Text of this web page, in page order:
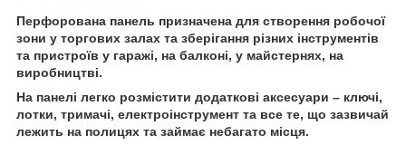
Перфорована панель призначена для створення робочої
зони у торгових залах та зберігання різних інструментів
та пристроїв у гаражі, на балконі, у майстернях, на
виробництві.
На панелі легко розмістити додаткові аксесуари – ключі,
лотки, тримачі, електроінструмент та все те, що зазвичай
лежить на полицях та займає небагато місця.